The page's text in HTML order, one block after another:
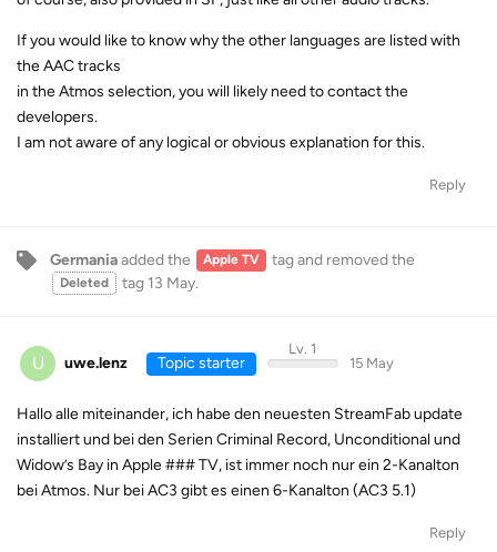
If you would like to know why the other languages ​​are listed with
the AAC tracks
in the Atmos selection, you will likely need to contact the
developers.
I am not aware of any logical or obvious explanation for this.
Reply
Germaniaadded the Apple TV tagand removed the
Deleted tag 13 May.
U uwe.lenz Topic starter
Lv. 1
15 May
Hallo alle miteinander, ich habe den neuesten StreamFab update
installiert und bei den Serien Criminal Record, Unconditional und
Widow’s Bay in Apple ### TV, ist immer noch nur ein 2-Kanalton
bei Atmos. Nur bei AC3 gibt es einen 6-Kanalton (AC3 5.1)
Reply